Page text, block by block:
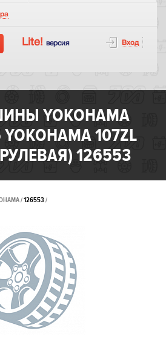
Lite! версия Вход
YOKOHAMA
107ZL
126553
126553